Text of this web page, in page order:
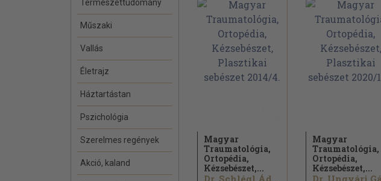
Természettudomány
Műszaki
Vallás
Életrajz
Háztartástan
Pszichológia
Szerelmes regények
Akció, kaland
Magyar
Traumatológia,
Ortopédia,
Kézsebészet,...
Dr. Schlégl Ádám...
Magyar
Traumatológia,
Ortopédia,
Kézsebészet,...